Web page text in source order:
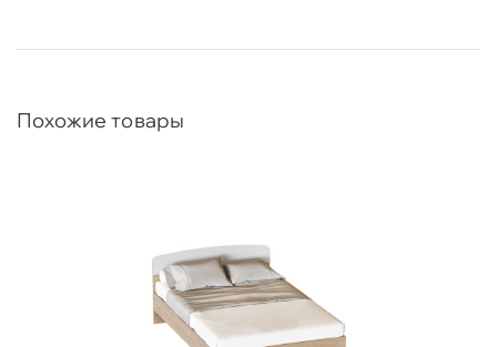
В изголовье кровати в цвете Металл Бруклин /
жемчуг выполнено из МДФ и декорировано
фрезеровкой. Матрасное основание из
деревянных ламелей встроено в конструкцию
Похожие товары